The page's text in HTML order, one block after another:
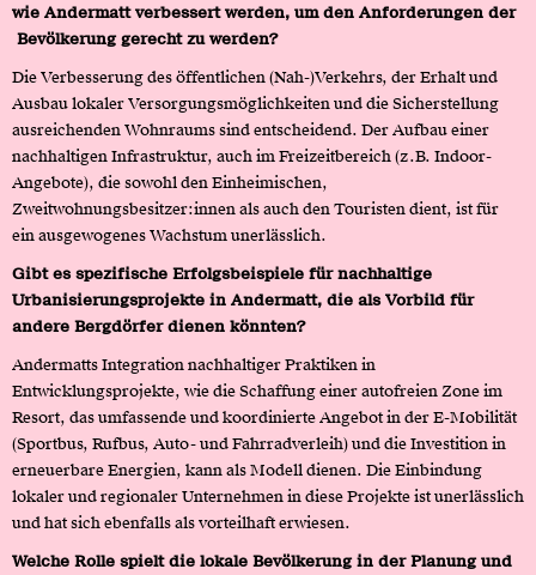
wie Andermatt verbessert werden, um den Anforderungen der
Bevölkerung gerecht zu werden?
Die Verbesserung des öffentlichen (Nah-)Verkehrs, der Erhalt und
Ausbau lokaler Versorgungsmöglichkeiten und die Sicherstellung
ausreichenden Wohnraums sind entscheidend. Der Aufbau einer
nachhaltigen Infrastruktur, auch im Freizeitbereich (z.B. Indoor-
Angebote), die sowohl den Einheimischen,
Zweitwohnungsbesitzer:innen als auch den Touristen dient, ist für
ein ausgewogenes Wachstum unerlässlich.
Gibt es spezifische Erfolgsbeispiele für nachhaltige
Urbanisierungsprojekte in Andermatt, die als Vorbild für
andere Bergdörfer dienen könnten?
Andermatts Integration nachhaltiger Praktiken in
Entwicklungsprojekte, wie die Schaffung einer autofreien Zone im
Resort, das umfassende und koordinierte Angebot in der E-Mobilität
(Sportbus, Rufbus, Auto- und Fahrradverleih) und die Investition in
erneuerbare Energien, kann als Modell dienen. Die Einbindung
lokaler und regionaler Unternehmen in diese Projekte ist unerlässlich
und hat sich ebenfalls als vorteilhaft erwiesen.
Welche Rolle spielt die lokale Bevölkerung in der Planung und